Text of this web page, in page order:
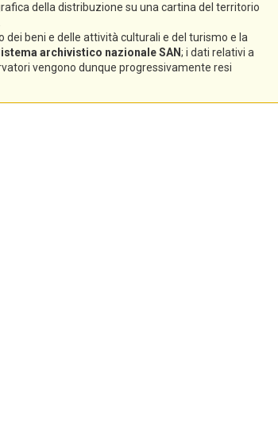
della distribuzione su una cartina del territorio
beni e delle attività culturali e del turismo e la
archivistico nazionale SAN; i dati relativi a
vengono dunque progressivamente resi